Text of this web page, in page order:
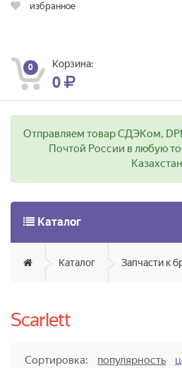
избранное
0 Корзина:
0
Отправляем товар СДЭКом,
Почтой России в любую
Каталог
Каталог
Scarlett
Сортировка: популярность